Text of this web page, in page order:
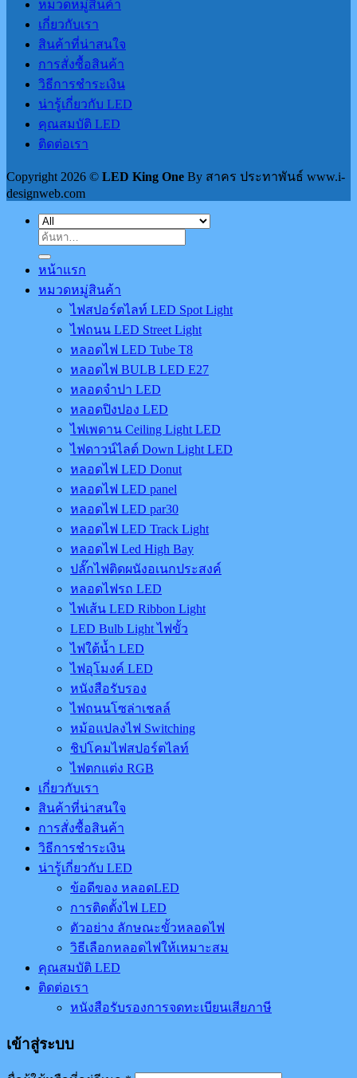
หมวดหมู่สินค้า
เกี่ยวกับเรา
สินค้าที่น่าสนใจ
การสั่งซื้อสินค้า
วิธีการชำระเงิน
น่ารู้เกี่ยวกับ LED
คุณสมบัติ LED
ติดต่อเรา
Copyright 2026 © LED King One By สาคร ประทาพันธ์ www.i-
designweb.com
ค้นหา:
หน้าแรก
หมวดหมู่สินค้า
ไฟสปอร์ตไลท์ LED Spot Light
ไฟถนน LED Street Light
หลอดไฟ LED Tube T8
หลอดไฟ BULB LED E27
หลอดจำปา LED
หลอดปิงปอง LED
ไฟเพดาน Ceiling Light LED
ไฟดาวน์ไลต์ Down Light LED
หลอดไฟ LED Donut
หลอดไฟ LED panel
หลอดไฟ LED par30
หลอดไฟ LED Track Light
หลอดไฟ Led High Bay
ปลั๊กไฟติดผนังอเนกประสงค์
หลอดไฟรถ LED
ไฟเส้น LED Ribbon Light
LED Bulb Light ไฟขั้ว
ไฟใต้น้ำ LED
ไฟอุโมงค์ LED
หนังสือรับรอง
ไฟถนนโซล่าเชลล์
หม้อแปลงไฟ Switching
ชิปโคมไฟสปอร์ตไลท์
ไฟตกแต่ง RGB
เกี่ยวกับเรา
สินค้าที่น่าสนใจ
การสั่งซื้อสินค้า
วิธีการชำระเงิน
น่ารู้เกี่ยวกับ LED
ข้อดีของ หลอดLED
การติดตั้งไฟ LED
ตัวอย่าง ลักษณะขั้วหลอดไฟ
วิธีเลือกหลอดไฟให้เหมาะสม
คุณสมบัติ LED
ติดต่อเรา
หนังสือรับรองการจดทะเบียนเสียภาษี
เข้าสู่ระบบ